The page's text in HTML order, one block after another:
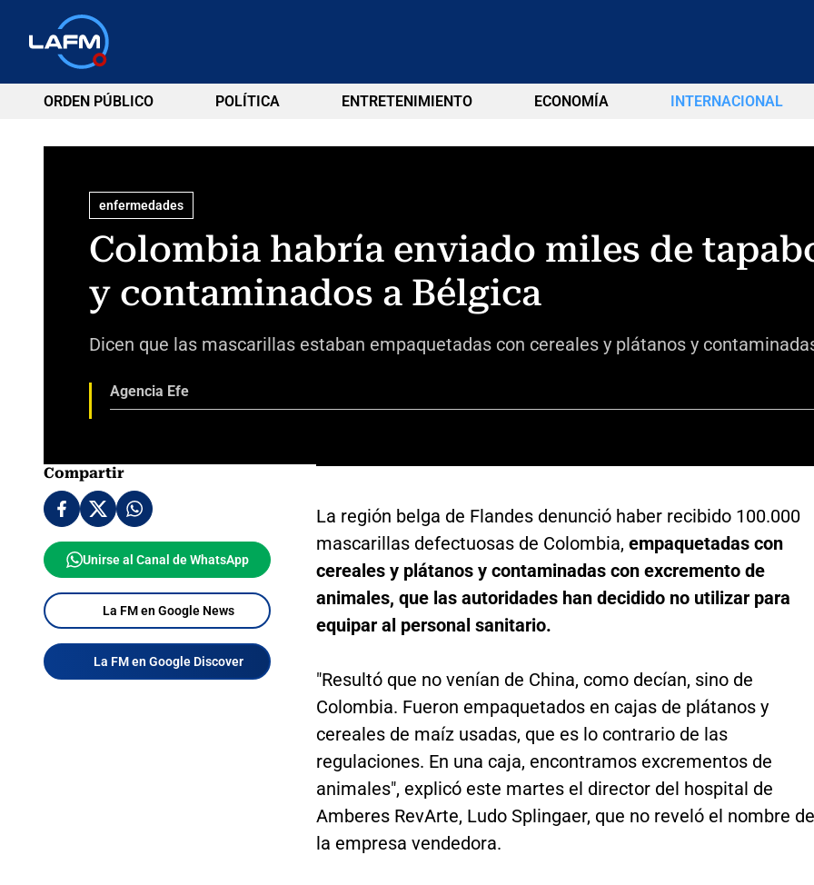
ORDEN PÚBLICO POLÍTICA ENTRETENIMIENTO ECONOMÍA INTERNACIONAL
enfermedades
Colombia habría enviado miles de
y contaminados a Bélgica
Dicen que las mascarillas estaban empaquetadas con cereales y plátanos y
Agencia Efe
Compartir
Unirse al Canal de WhatsApp
La FM en Google News
La FM en Google Discover
La región belga de Flandes denunció haber recibido 100.000
mascarillas defectuosas de Colombia, empaquetadas con
cereales y plátanos y contaminadas con excremento de
animales, que las autoridades han decidido no utilizar para
equipar al personal sanitario.
"Resultó que no venían de China, como decían, sino de
Colombia. Fueron empaquetados en cajas de plátanos y
cereales de maíz usadas, que es lo contrario de las
regulaciones. En una caja, encontramos excrementos de
animales", explicó este martes el director del hospital de
Amberes RevArte, Ludo Splingaer, que no reveló el nombre de
la empresa vendedora.